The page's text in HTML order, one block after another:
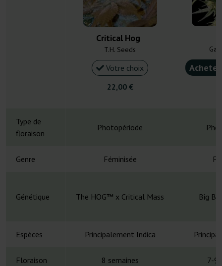
Critical Hog
T.H. Seeds
Votre choix
22,00 €
Type de
floraison
Photopériode
Genre Féminisée
Génétique The HOG™ x Critical Mass Big
Espèces Principalement Indica
Floraison 8 semaines 7-9